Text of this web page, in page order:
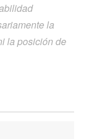
la
la posición de